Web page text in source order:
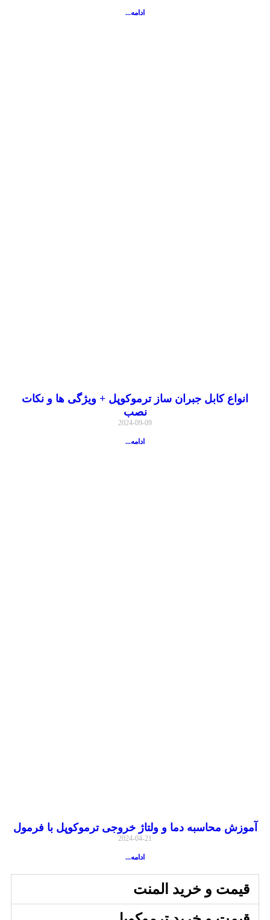
ادامه...
انواع کابل جبران ساز ترموکوپل + ویژگی ها و نکات
نصب
2024-09-09
ادامه...
آموزش محاسبه دما و ولتاژ خروجی ترموکوپل با فرمول
2024-04-21
ادامه...
قیمت و خرید المنت